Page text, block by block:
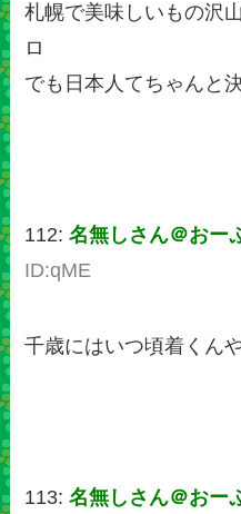
札幌で美味しいもの沢
ロ
でも日本人てちゃんと
112:名無しさん＠おー
ID:qME
千歳にはいつ頃着くん
113:名無しさん＠おー